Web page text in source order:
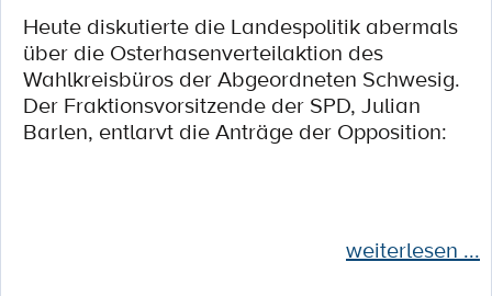
Heute diskutierte die Landespolitik abermals
über die Osterhasenverteilaktion des
Wahlkreisbüros der Abgeordneten Schwesig.
Der Fraktionsvorsitzende der SPD, Julian
Barlen, entlarvt die Anträge der Opposition:
weiterlesen ...